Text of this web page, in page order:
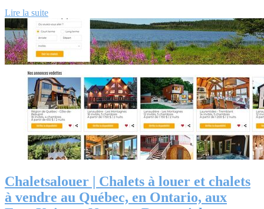
Lire la suite
Chalet­sa­louer | Chalets à louer et chalets
à vendre au Québec, en Ontario, aux